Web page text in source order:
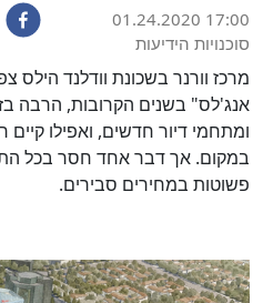
01.24.2020 17:00
סוכנויות הידיעות
מרכז וורנר בשכונת וודלנד הילס
אנג'לס" בשנים הקרובות, הרבה
ומתחמי דיור חדשים, ואפילו קיים
במקום. אך דבר אחד חסר בכל
פשוטות במחירים סבירים.